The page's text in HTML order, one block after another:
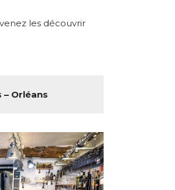
les découvrir
– Orléans